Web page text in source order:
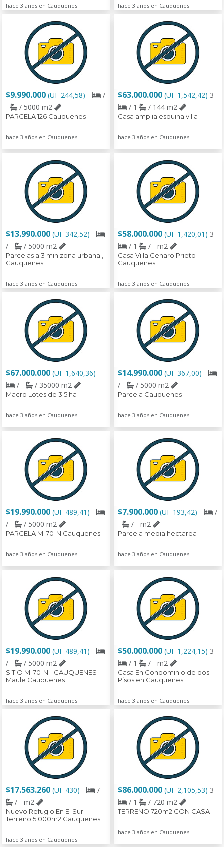
hace 3 años en Cauquenes hace 3 años en Cauquenes
$9.990.000 (UF 244,58) -
/
-
/ 5000 m2
PARCELA 126 Cauquenes
hace 3 años en Cauquenes
$63.000.000 (UF 1,542,42) 3
/ 1
/ 144 m2
Casa amplia esquina villa
hace 3 años en Cauquenes
$13.990.000 (UF 342,52) -
/ -
/ 5000 m2
Parcelas a 3 min zona urbana ,
Cauquenes
hace 3 años en Cauquenes
$58.000.000 (UF 1,420,01) 3
/ 1
/ - m2
Casa Villa Genaro Prieto
Cauquenes
hace 3 años en Cauquenes
$67.000.000 (UF 1,640,36) -
/ -
/ 35000 m2
Macro Lotes de 3.5 ha
hace 3 años en Cauquenes
$14.990.000 (UF 367,00) -
/ -
/ 5000 m2
Parcela Cauquenes
hace 3 años en Cauquenes
$19.990.000 (UF 489,41) -
/ -
/ 5000 m2
PARCELA M-70-N Cauquenes
hace 3 años en Cauquenes
$7.900.000 (UF 193,42) -
/
-
/ - m2
Parcela media hectarea
hace 3 años en Cauquenes
$19.990.000 (UF 489,41) -
/ -
/ 5000 m2
SITIO M-70-N - CAUQUENES -
Maule Cauquenes
hace 3 años en Cauquenes
$50.000.000 (UF 1,224,15) 3
/ 1
/ - m2
Casa En Condominio de dos
Pisos en Cauquenes
hace 3 años en Cauquenes
$17.563.260 (UF 430) -
/ -
/ - m2
Nuevo Refugio En El Sur
Terreno 5.000m2 Cauquenes
hace 3 años en Cauquenes
$86.000.000 (UF 2,105,53) 3
/ 1
/ 720 m2
TERRENO 720m2 CON CASA
hace 3 años en Cauquenes